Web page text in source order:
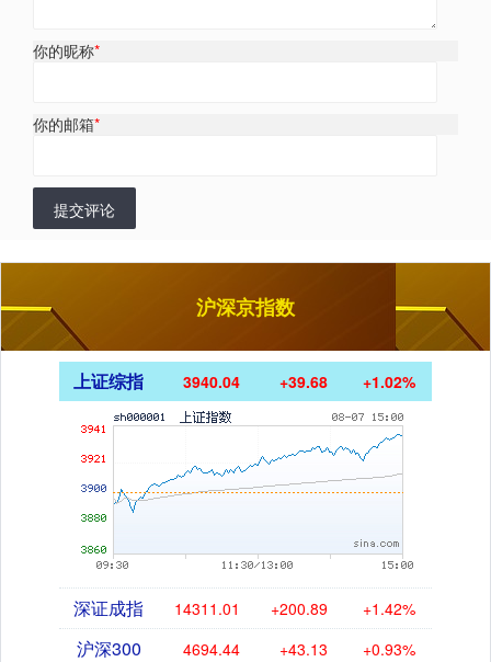
你的昵称*
你的邮箱*
提交评论
沪深京指数
上证综指 3940.04 +39.68 +1.02%
深证成指 14311.01 +200.89 +1.42%
沪深300 4694.44 +43.13 +0.93%